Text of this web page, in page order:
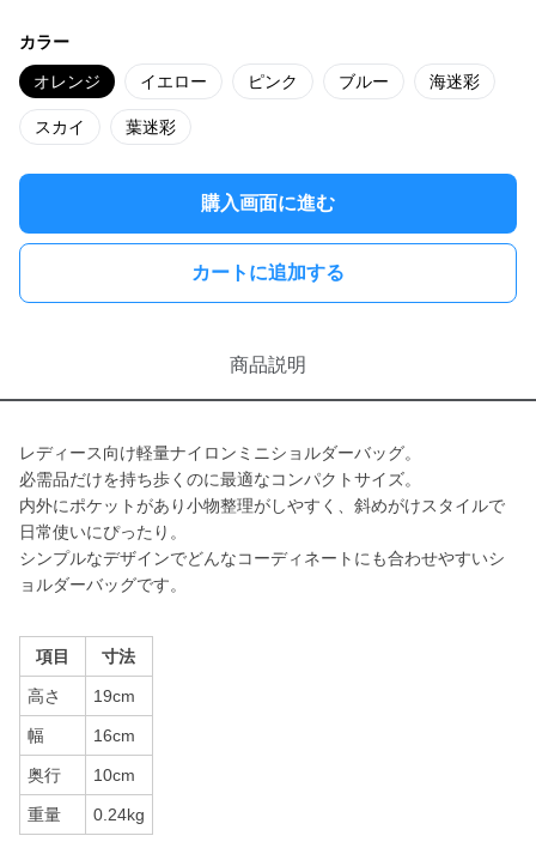
カラー
オレンジ イエロー ピンク ブルー 海迷彩
スカイ 葉迷彩
購入画面に進む
カートに追加する
商品説明
レディース向け軽量ナイロンミニショルダーバッグ。
必需品だけを持ち歩くのに最適なコンパクトサイズ。
内外にポケットがあり小物整理がしやすく、斜めがけスタイルで
日常使いにぴったり。
シンプルなデザインでどんなコーディネートにも合わせやすいシ
ョルダーバッグです。
項目 寸法
高さ 19cm
幅 16cm
奥行 10cm
重量 0.24kg